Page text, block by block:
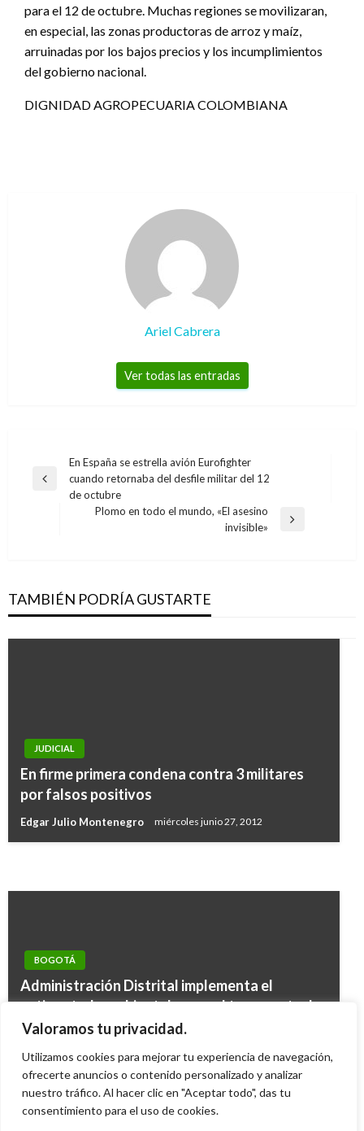
Valoramos tu privacidad.
Utilizamos cookies para mejorar tu experiencia de navegación,
ofrecerte anuncios o contenido personalizado y analizar
nuestro tráfico. Al hacer clic en "Aceptar todo", das tu
consentimiento para el uso de cookies.
para el 12 de octubre. Muchas regiones se movilizaran,
en especial, las zonas productoras de arroz y maíz,
arruinadas por los bajos precios y los incumplimientos
del gobierno nacional.
DIGNIDAD AGROPECUARIA COLOMBIANA
Ariel Cabrera
Ver todas las entradas
Navegación
de
entradas
Entrada
En España se estrella avión Eurofighter
cuando retornaba del desfile militar del 12
de octubre
Plomo en todo el mundo, «El asesino
invisible»
TAMBIÉN PODRÍA GUSTARTE
JUDICIAL
En firme primera condena contra 3 militares
por falsos positivos
Edgar Julio Montenegro miércoles junio 27, 2012
NOTICIA EXTRAORDINARIA
Lista terna para nuevo Procurador: María
Mercedes López, Fernando Carrillo y Jorge
NOTICIA EXTRAORDINARIA
Colombia rechaza acusaciones de Human
Rights Watch acerca de falsos positivos
BOGOTÁ
Administración Distrital implementa el
«etiquetado ambiental» para el transporte de
de carga en Bogotá; ¿en qué consiste y para
Ariel Cabrera miércoles diciembre 21, 2022